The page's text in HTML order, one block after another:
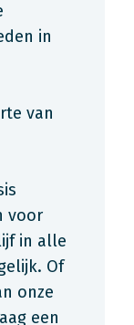
in
van
voor
in alle
Of
onze
een